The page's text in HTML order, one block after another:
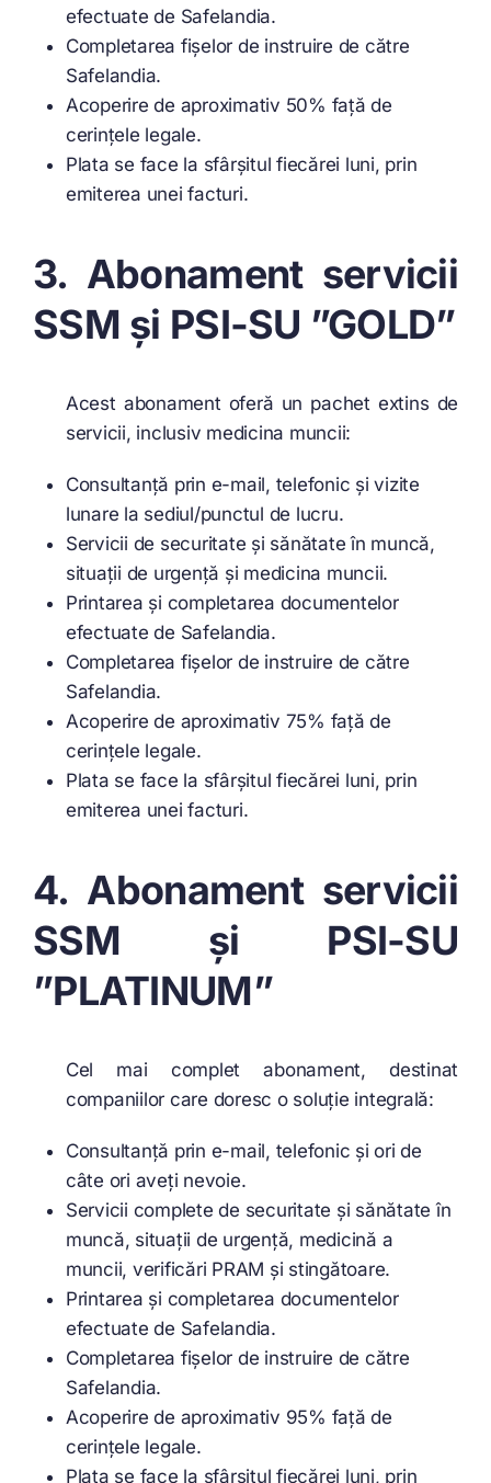
efectuate de Safelandia.
Completarea fișelor de instruire de către
Safelandia.
Acoperire de aproximativ 50% față de
cerințele legale.
Plata se face la sfârșitul fiecărei luni, prin
emiterea unei facturi.
3. Abonament servicii
SSM și PSI-SU ”GOLD”
Acest abonament oferă un pachet extins de
servicii, inclusiv medicina muncii:
Consultanță prin e-mail, telefonic și vizite
lunare la sediul/punctul de lucru.
Servicii de securitate și sănătate în muncă,
situații de urgență și medicina muncii.
Printarea și completarea documentelor
efectuate de Safelandia.
Completarea fișelor de instruire de către
Safelandia.
Acoperire de aproximativ 75% față de
cerințele legale.
Plata se face la sfârșitul fiecărei luni, prin
emiterea unei facturi.
4. Abonament servicii
SSM și PSI-SU
”PLATINUM”
Cel mai complet abonament, destinat
companiilor care doresc o soluție integrală:
Consultanță prin e-mail, telefonic și ori de
câte ori aveți nevoie.
Servicii complete de securitate și sănătate în
muncă, situații de urgență, medicină a
muncii, verificări PRAM și stingătoare.
Printarea și completarea documentelor
efectuate de Safelandia.
Completarea fișelor de instruire de către
Safelandia.
Acoperire de aproximativ 95% față de
cerințele legale.
Plata se face la sfârșitul fiecărei luni, prin